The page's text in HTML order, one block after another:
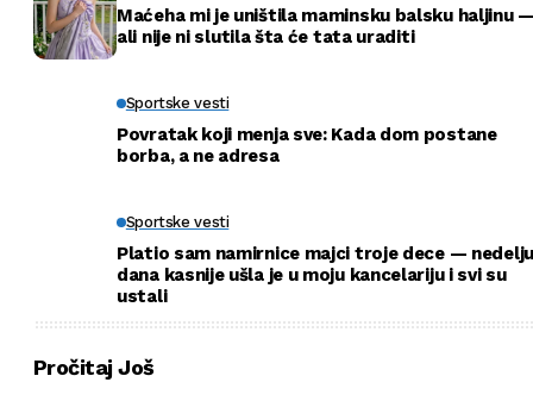
Maćeha mi je uništila maminsku balsku haljinu
ali nije ni slutila šta će tata uraditi
Sportske vesti
Povratak koji menja sve: Kada dom postane
borba, a ne adresa
Sportske vesti
Platio sam namirnice majci troje dece — nedelju
dana kasnije ušla je u moju kancelariju i svi su
ustali
Pročitaj Još